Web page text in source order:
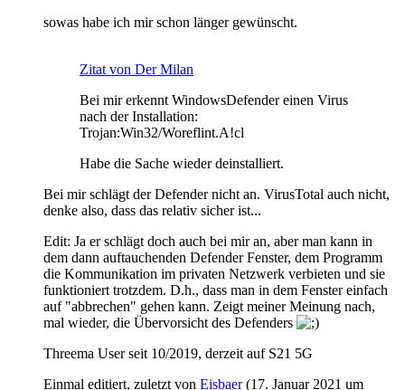
sowas habe ich mir schon länger gewünscht.
Zitat von Der Milan
Bei mir erkennt WindowsDefender einen Virus
nach der Installation:
Trojan:Win32/Woreflint.A!cl
Habe die Sache wieder deinstalliert.
Bei mir schlägt der Defender nicht an. VirusTotal auch nicht,
denke also, dass das relativ sicher ist...
Edit: Ja er schlägt doch auch bei mir an, aber man kann in
dem dann auftauchenden Defender Fenster, dem Programm
die Kommunikation im privaten Netzwerk verbieten und sie
funktioniert trotzdem. D.h., dass man in dem Fenster einfach
auf "abbrechen" gehen kann. Zeigt meiner Meinung nach,
mal wieder, die Übervorsicht des Defenders
Threema User seit 10/2019, derzeit auf S21 5G
Einmal editiert, zuletzt von Eisbaer(17. Januar 2021 um